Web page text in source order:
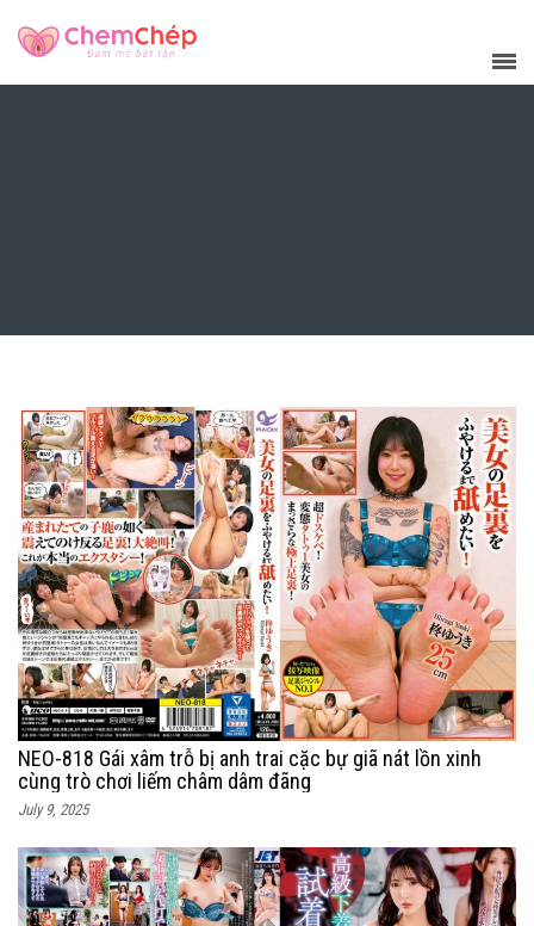
NEO-818 Gái xâm trỗ bị anh trai cặc bự giã nát lồn xinh
cùng trò chơi liếm châm dâm đãng
July 9, 2025